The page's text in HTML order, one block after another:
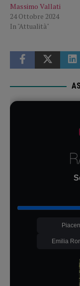
Massimo Vallati
24 Ottobre 2024
In "Attualità"
Emilia